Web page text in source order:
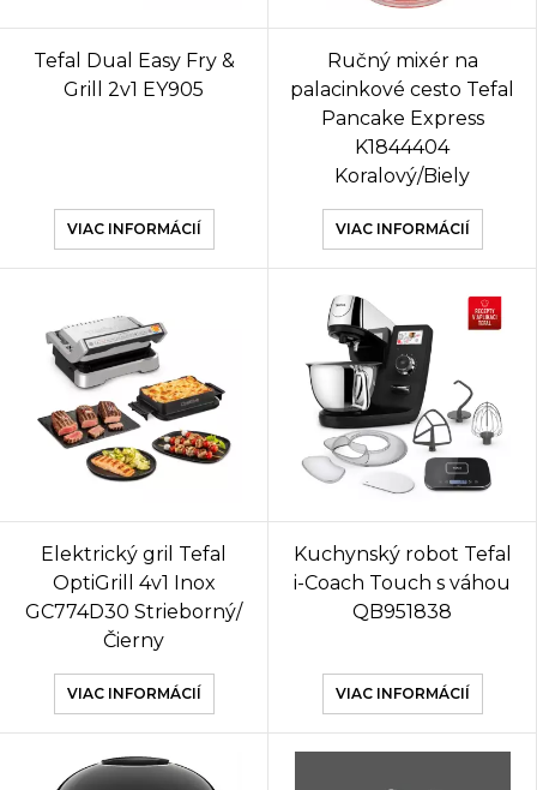
Tefal Dual Easy Fry &
Grill 2v1 EY905
VIAC INFORMÁCIÍ
Ručný mixér na
palacinkové cesto Tefal
Pancake Express
K1844404
Koralový/Biely
VIAC INFORMÁCIÍ
Elektrický gril Tefal
OptiGrill 4v1 Inox
GC774D30 Strieborný/
Čierny
VIAC INFORMÁCIÍ
Kuchynský robot Tefal
i-Coach Touch s váhou
QB951838
VIAC INFORMÁCIÍ